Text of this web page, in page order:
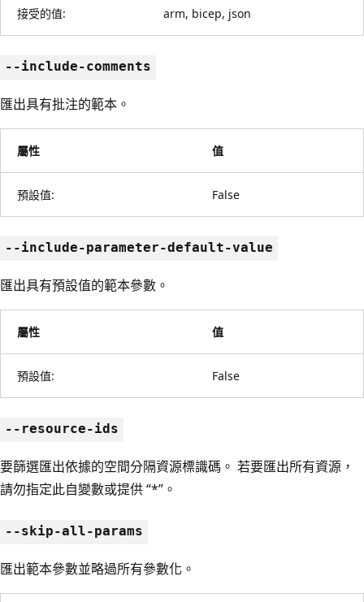
接受的值: arm, bicep, json
--include-comments
匯出具有批注的範本。
屬性 值
預設值: False
--include-parameter-default-value
匯出具有預設值的範本參數。
屬性 值
預設值: False
--resource-ids
要篩選匯出依據的空間分隔資源標識碼。 若要匯出所有資源，
請勿指定此自變數或提供 “*”。
--skip-all-params
匯出範本參數並略過所有參數化。